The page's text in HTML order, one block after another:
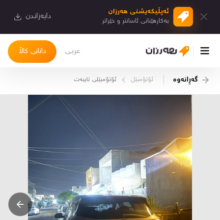
ئەپڵیكەیشنی هەرزان
بەكارهێنانی ئاسانتر و خێراتر دابەزاندن
دانانی کاڵا عربی
کاڵاکانم
دیاریکراوەکانم
دوا بینراوەکان
چات
گەڕانەوە ئۆتۆمبێل ئۆتۆمبێلی تایبه‌ت